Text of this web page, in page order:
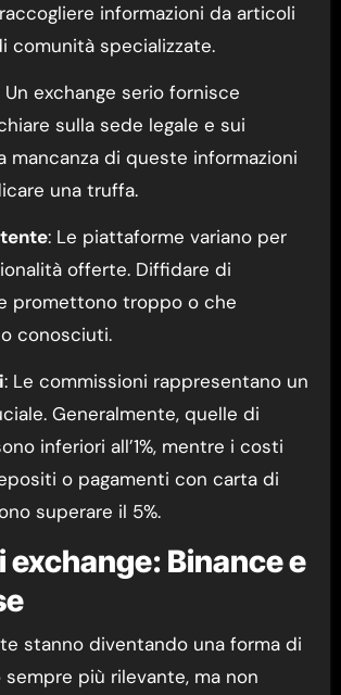
informazioni da articoli
comunità specializzate.
Un exchange serio fornisce
sulla sede legale e sui
mancanza di queste informazioni
una truffa.
: Le piattaforme variano per
offerte. Diffidare di
promettono troppo o che
conosciuti.
: Le commissioni rappresentano un
Generalmente, quelle di
inferiori all’1%, mentre i costi
o pagamenti con carta di
superare il 5%.
exchange: Binance e
stanno diventando una forma di
più rilevante, ma non